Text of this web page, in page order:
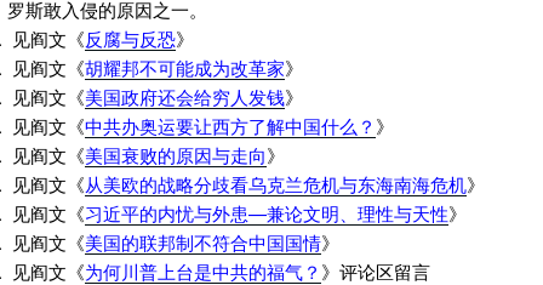
罗斯敢入侵的原因之一。
见阎文《反腐与反恐》
见阎文《胡耀邦不可能成为改革家》
见阎文《美国政府还会给穷人发钱》
见阎文《中共办奥运要让西方了解中国什么？ 》
见阎文《美国衰败的原因与走向》
见阎文《从美欧的战略分歧看乌克兰危机与东海南海危机》
见阎文《习近平的内忧与外患—兼论文明、理性与天性》
见阎文《美国的联邦制不符合中国国情》
见阎文《为何川普上台是中共的福气？ 》评论区留言